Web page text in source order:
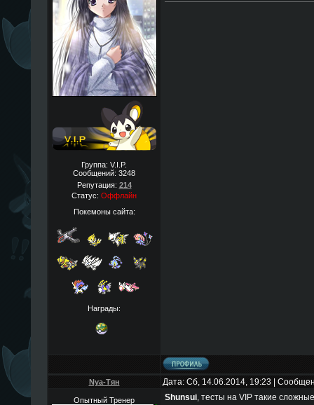
Группа: V.I.P.
Сообщений: 3248
Репутация: 214
Статус: Оффлайн
Покемоны сайта:
Награды:
Nya-Тян Дата: Сб, 14.06.2014, 19:23 |
Опытный Тренер Shunsui, тесты на VIP такие